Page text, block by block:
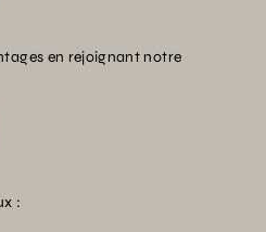
en rejoignant notre
: